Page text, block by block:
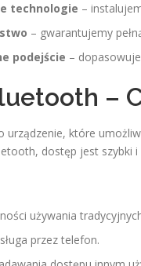
technologie –
– gwarantujemy
podejście –
–
urządzenie, które
dostęp jest szybki
używania
przez telefon.